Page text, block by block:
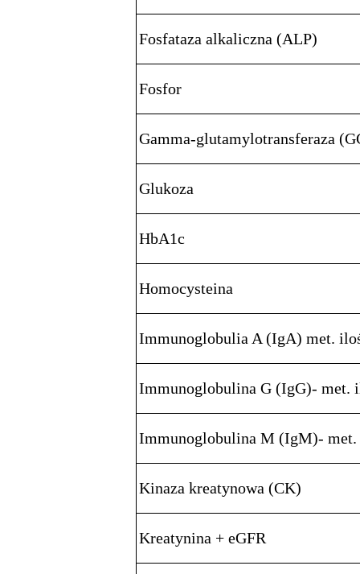
Fosfataza alkaliczna (ALP)
Fosfor
Gamma-glutamylotransferaza
Glukoza
HbA1c
Homocysteina
Immunoglobulia A (IgA) met.
Immunoglobulina G (IgG)- met.
Immunoglobulina M (IgM)-
Kinaza kreatynowa (CK)
Kreatynina + eGFR